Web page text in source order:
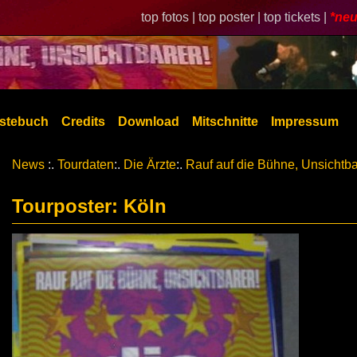
top fotos | top poster | top tickets |
Credits Download Mitschnitte Impressum
News :. Tourdaten:. Die Ärzte:. Rauf auf die Bühne,
Tourposter: Köln